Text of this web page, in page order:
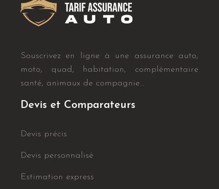
Souscrivez en ligne à une assurance auto,
moto, quad, habitation, complémentaire
santé, animaux de compagnie…
Devis et Comparateurs
Devis précis
Devis personnalisé
Estimation express